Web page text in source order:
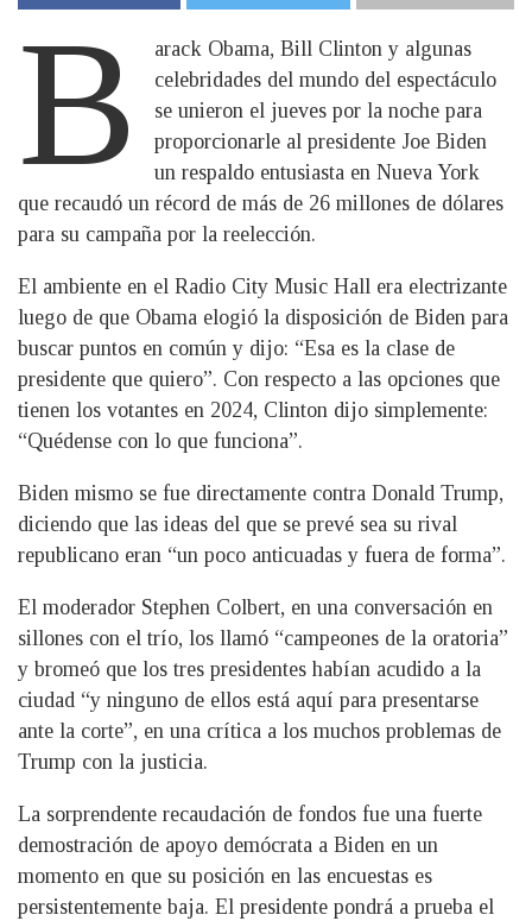
B
arack Obama, Bill Clinton y algunas
celebridades del mundo del espectáculo
se unieron el jueves por la noche para
proporcionarle al presidente Joe Biden
un respaldo entusiasta en Nueva York
que recaudó un récord de más de 26 millones de dólares
para su campaña por la reelección.
El ambiente en el Radio City Music Hall era electrizante
luego de que Obama elogió la disposición de Biden para
buscar puntos en común y dijo: “Esa es la clase de
presidente que quiero”. Con respecto a las opciones que
tienen los votantes en 2024, Clinton dijo simplemente:
“Quédense con lo que funciona”.
Biden mismo se fue directamente contra Donald Trump,
diciendo que las ideas del que se prevé sea su rival
republicano eran “un poco anticuadas y fuera de forma”.
El moderador Stephen Colbert, en una conversación en
sillones con el trío, los llamó “campeones de la oratoria”
y bromeó que los tres presidentes habían acudido a la
ciudad “y ninguno de ellos está aquí para presentarse
ante la corte”, en una crítica a los muchos problemas de
Trump con la justicia.
La sorprendente recaudación de fondos fue una fuerte
demostración de apoyo demócrata a Biden en un
momento en que su posición en las encuestas es
persistentemente baja. El presidente pondrá a prueba el